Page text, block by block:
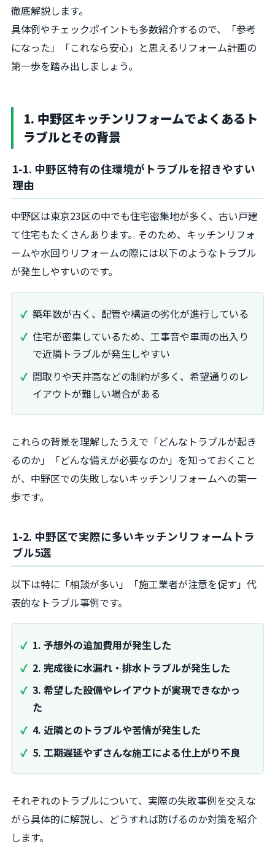
徹底解説します。
具体例やチェックポイントも多数紹介するので、「参考
になった」「これなら安心」と思えるリフォーム計画の
第一歩を踏み出しましょう。
1. 中野区キッチンリフォームでよくあるト
ラブルとその背景
1-1. 中野区特有の住環境がトラブルを招きやすい
理由
中野区は東京23区の中でも住宅密集地が多く、古い戸建
て住宅もたくさんあります。そのため、キッチンリフォ
ームや水回りリフォームの際には以下のようなトラブル
が発生しやすいのです。
築年数が古く、配管や構造の劣化が進行している
住宅が密集しているため、工事音や車両の出入り
で近隣トラブルが発生しやすい
間取りや天井高などの制約が多く、希望通りのレ
イアウトが難しい場合がある
これらの背景を理解したうえで「どんなトラブルが起き
るのか」「どんな備えが必要なのか」を知っておくこと
が、中野区での失敗しないキッチンリフォームへの第一
歩です。
1-2. 中野区で実際に多いキッチンリフォームトラ
ブル5選
以下は特に「相談が多い」「施工業者が注意を促す」代
表的なトラブル事例です。
1. 予想外の追加費用が発生した
2. 完成後に水漏れ・排水トラブルが発生した
3. 希望した設備やレイアウトが実現できなかっ
た
4. 近隣とのトラブルや苦情が発生した
5. 工期遅延やずさんな施工による仕上がり不良
それぞれのトラブルについて、実際の失敗事例を交えな
がら具体的に解説し、どうすれば防げるのか対策を紹介
します。